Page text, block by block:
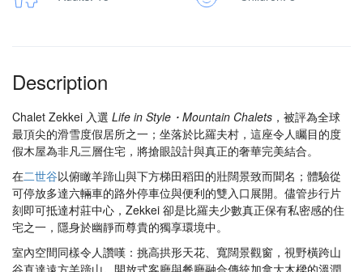
Description
Chalet Zekkei 入選 Life in Style・Mountain Chalets ，被評為全球
最頂尖的滑雪度假居所之一；坐落於比羅夫村，這座令人矚目的度
假木屋為非凡三層住宅，將搶眼設計與真正的奢華完美結合。
在二世谷以俯瞰羊蹄山與下方梯田稻田的壯闊景致而聞名；體驗從
可停放多達六輛車的路外停車位與便利的雙入口展開。儘管步行片
刻即可抵達村莊中心，Zekkei 卻是比羅夫少數真正保有私密感的住
宅之一，隱身於幽靜而尊貴的獨享環境中。
室內空間同樣令人讚嘆：挑高拱形天花、寬闊景觀窗，視野橫跨山
谷直達遠方羊蹄山。開放式客廳與餐廳融合傳統加拿大木樑的溫潤